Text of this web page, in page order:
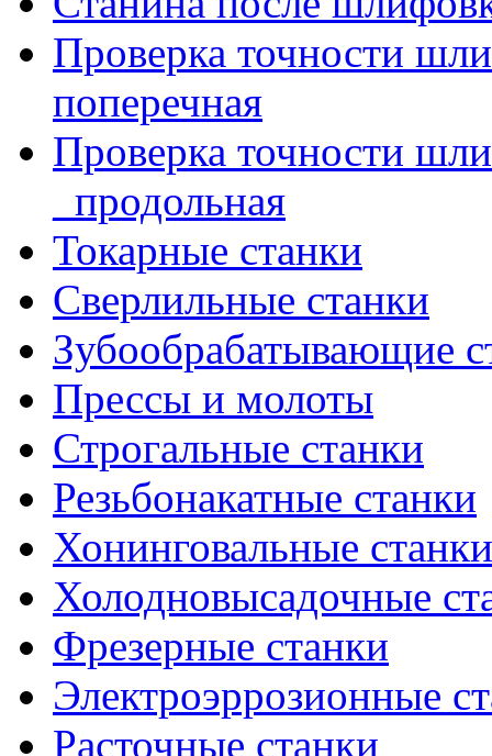
Проверка точности
поперечная
Проверка точности
_продольная
Токарные станки
Сверлильные станки
Зубообрабатывающие
Прессы и молоты
Строгальные станки
Резьбонакатные станки
Хонинговальные станки
Холодновысадочные
Фрезерные станки
Электроэррозионные
Расточные станки